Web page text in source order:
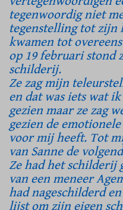
tegenwoordig niet
tegenstelling tot zijn
kwamen tot
op 19 februari stond
schilderij.
Ze zag mijn
en dat was iets wat
gezien maar ze zag
gezien de
voor mij heeft. Tot
van Sanne de
Ze had het schilderij
van een meneer
had nageschilderd
lijst om zijn eigen